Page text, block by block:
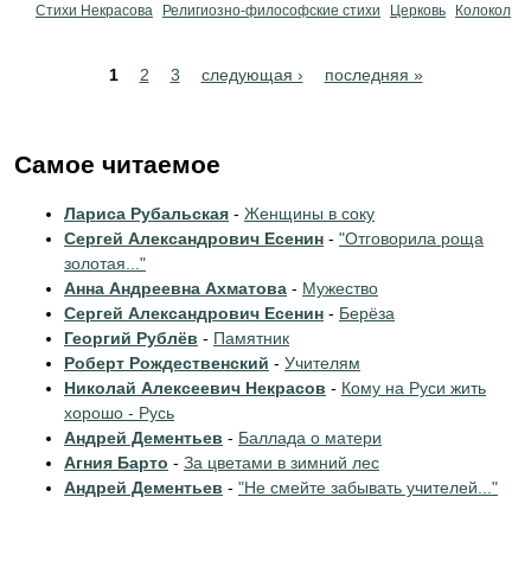
Стихи Некрасова
Религиозно-философские стихи Церковь Колокол
1 2 3 следующая › последняя »
Самое читаемое
Лариса Рубальская - Женщины в соку
Сергей Александрович Есенин - "Отговорила роща
золотая..."
Анна Андреевна Ахматова - Мужество
Сергей Александрович Есенин - Берёза
Георгий Рублёв - Памятник
Роберт Рождественский - Учителям
Николай Алексеевич Некрасов - Кому на Руси жить
хорошо - Русь
Андрей Дементьев - Баллада о матери
Агния Барто - За цветами в зимний лес
Андрей Дементьев - "Не смейте забывать учителей..."